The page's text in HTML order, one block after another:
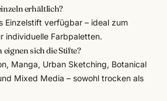
erhältlich?
Einzelstift verfügbar – ideal zum
individuelle Farbpaletten.
sich die Stifte?
Manga, Urban Sketching, Botanical
Mixed Media – sowohl trocken als